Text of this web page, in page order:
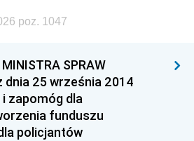
poz. 1047
SPRAW
dnia 25 września 2014
i zapomóg dla
funduszu
policjantów